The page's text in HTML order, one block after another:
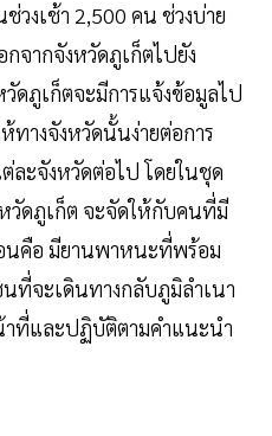
งเช้า 2,500 คน ช่วงบ่าย
จากจังหวัดภูเก็ตไปยัง
ดภูเก็ตจะมีการแจ้งข้อมูลไป
ทางจังหวัดนั้นง่ายต่อการ
ละจังหวัดต่อไป โดยในชุด
วัดภูเก็ต จะจัดให้กับคนที่มี
นคือ มียานพาหนะที่พร้อม
ที่จะเดินทางกลับภูมิลำเนา
าที่และปฏิบัติตามคำแนะนำ